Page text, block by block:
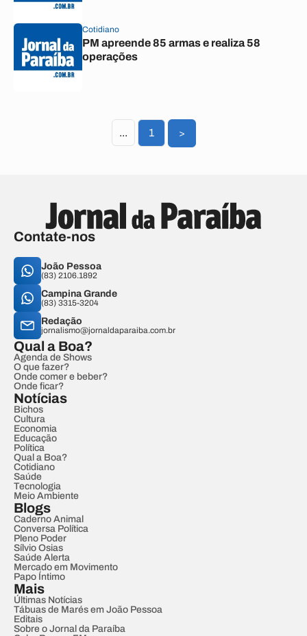
Cotidiano
PM apreende 85 armas e realiza 58
operações
... 1 >
Contate-nos
João Pessoa
(83) 2106.1892
Campina Grande
(83) 3315-3204
Redação
jornalismo@jornaldaparaiba.com.br
Qual a Boa?
Agenda de Shows
O que fazer?
Onde comer e beber?
Onde ficar?
Notícias
Bichos
Cultura
Economia
Educação
Política
Qual a Boa?
Cotidiano
Saúde
Tecnologia
Meio Ambiente
Blogs
Caderno Animal
Conversa Política
Pleno Poder
Sílvio Osias
Saúde Alerta
Mercado em Movimento
Papo Íntimo
Mais
Últimas Notícias
Tábuas de Marés em João Pessoa
Editais
Sobre o Jornal da Paraíba